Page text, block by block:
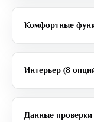
Комфортные
Интерьер (8
Данные